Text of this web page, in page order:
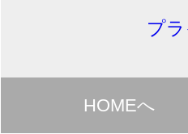
プ
HOMEへ